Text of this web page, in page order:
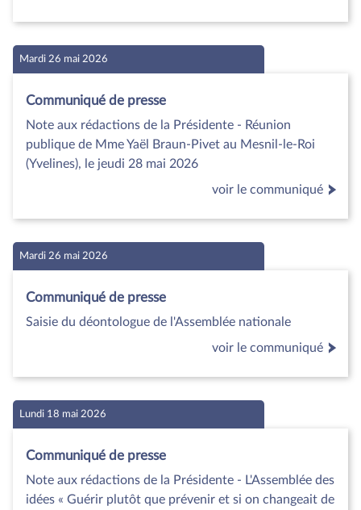
Mardi 26 mai 2026
Communiqué de presse
Note aux rédactions de la Présidente - Réunion
publique de Mme Yaël Braun-Pivet au Mesnil-le-Roi
(Yvelines), le jeudi 28 mai 2026
voir le communiqué
Mardi 26 mai 2026
Communiqué de presse
Saisie du déontologue de l'Assemblée nationale
voir le communiqué
Lundi 18 mai 2026
Communiqué de presse
Note aux rédactions de la Présidente - L'Assemblée des
idées « Guérir plutôt que prévenir et si on changeait de